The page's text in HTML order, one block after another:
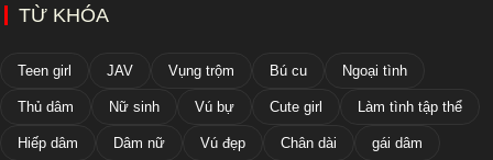
TỪ KHÓA
Teen girl JAV Vụng trộm Bú cu Ngoại tình
Thủ dâm Nữ sinh Vú bự Cute girl Làm tình tập thể
Hiếp dâm Dâm nữ Vú đẹp Chân dài gái dâm